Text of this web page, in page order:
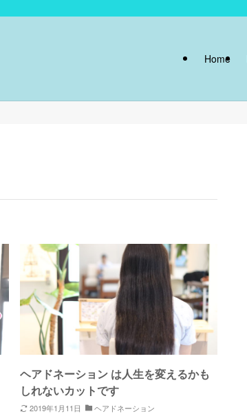
Home
ヘアドネーション は人生を変えるかも
しれないカットです
2019年1月11日 ヘアドネーション